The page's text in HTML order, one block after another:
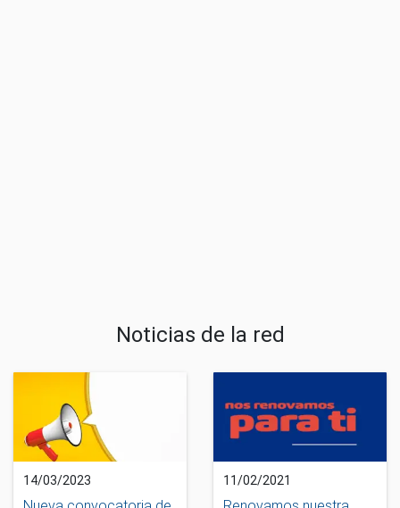
Noticias de la red
14/03/2023 11/02/2021